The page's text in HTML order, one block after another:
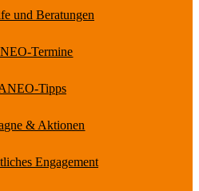
und Beratungen
Termine
Tipps
& Aktionen
Engagement